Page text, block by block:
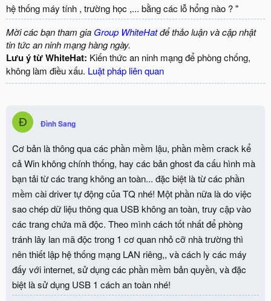
hệ thống máy tính , trường học ,... bằng các lỗ hổng nào ? "
Mời các bạn tham gia Group WhiteHatđể thảo luận và cập nhật
tin tức an ninh mạng hàng ngày.
Lưu ý từ WhiteHat: Kiến thức an ninh mạng để phòng chống,
không làm điều xấu. Luật pháp liên quan
Đ Đình Sang
Cơ bản là thông qua các phần mềm lậu, phần mềm crack kể
cả Win không chính thống, hay các bản ghost đa cấu hình mà
bạn tải từ các trang không an toàn... đặc biệt là từ các phần
mềm cài driver tự động của TQ nhé! Một phần nữa là do việc
sao chép dữ liệu thông qua USB không an toàn, truy cập vào
các trang chứa mã độc. Theo mình cách tốt nhất để phòng
tránh lây lan mã độc trong 1 cơ quan nhỏ cỡ nhà trường thì
nên thiết lập hệ thống mạng LAN riêng,, và cách ly các máy
đấy với internet, sử dụng các phần mềm bản quyền, và đặc
biệt là sử dụng USB 1 cách an toàn nhé!